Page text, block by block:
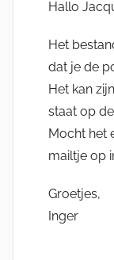
Hallo
Het
dat je de
Het kan
staat op
Mocht het
mailtje op
Groetjes,
Inger